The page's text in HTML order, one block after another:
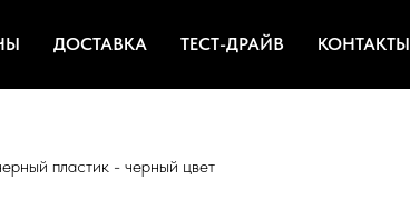
ДОСТАВКА ТЕСТ-ДРАЙВ КОНТАКТЫ
пластик - черный цвет